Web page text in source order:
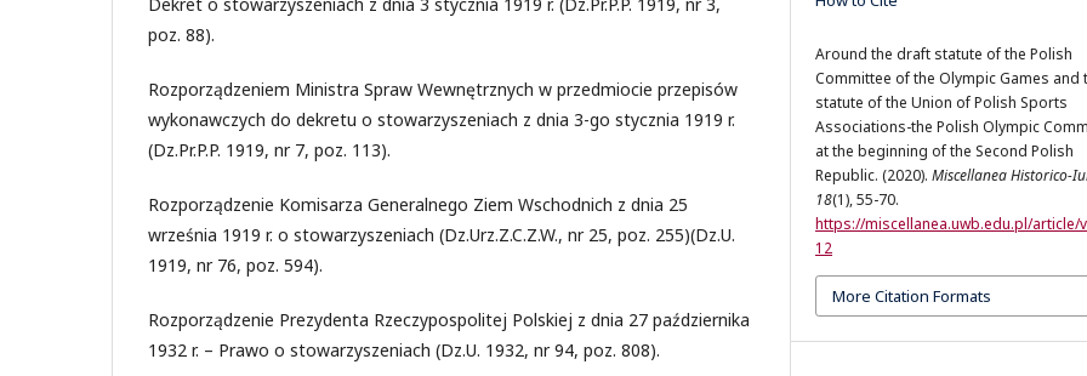
poz. 88).
Rozporządzeniem Ministra Spraw Wewnętrznych w przedmiocie przepisów
wykonawczych do dekretu o stowarzyszeniach z dnia 3-go stycznia 1919 r.
(Dz.Pr.P.P. 1919, nr 7, poz. 113).
Rozporządzenie Komisarza Generalnego Ziem Wschodnich z dnia 25
września 1919 r. o stowarzyszeniach (Dz.Urz.Z.C.Z.W., nr 25, poz. 255)(Dz.U.
1919, nr 76, poz. 594).
Rozporządzenie Prezydenta Rzeczypospolitej Polskiej z dnia 27 października
1932 r. – Prawo o stowarzyszeniach (Dz.U. 1932, nr 94, poz. 808).
Around the draft statute of the Polish
Committee of the Olympic Games and
statute of the Union of Polish Sports
Associations-the Polish Olympic
at the beginning of the Second Polish
Republic. (2020). Miscellanea Historico-
18(1), 55-70.
https://miscellanea.uwb.edu.pl/article/
12
More Citation Formats